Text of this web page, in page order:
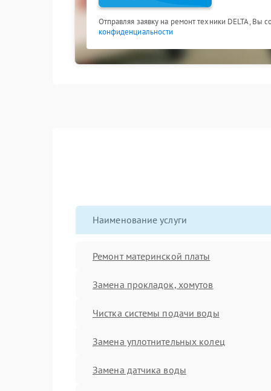
Отправляя заявку на ремонт техники DELTA, Вы
конфиденциальности
Наименование услуги
Ремонт материнской платы
Замена прокладок, хомутов
Чистка системы подачи воды
Замена уплотнительных колец
Замена датчика воды